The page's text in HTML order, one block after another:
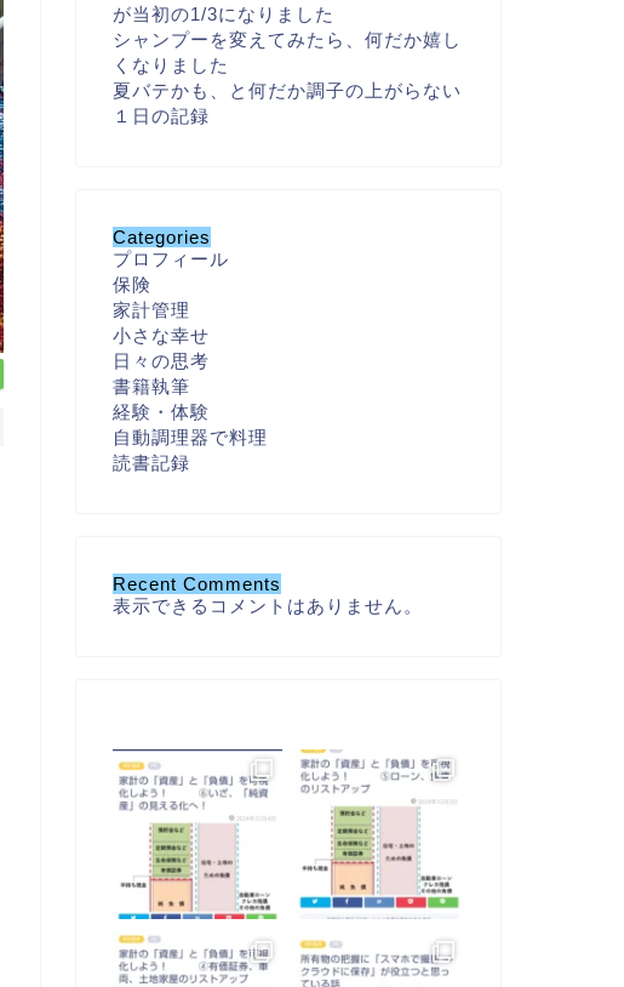
が当初の1/3になりました
シャンプーを変えてみたら、何だか嬉し
くなりました
夏バテかも、と何だか調子の上がらない
１日の記録
Categories
プロフィール
保険
家計管理
小さな幸せ
日々の思考
書籍執筆
経験・体験
自動調理器で料理
読書記録
Recent Comments
表示できるコメントはありません。